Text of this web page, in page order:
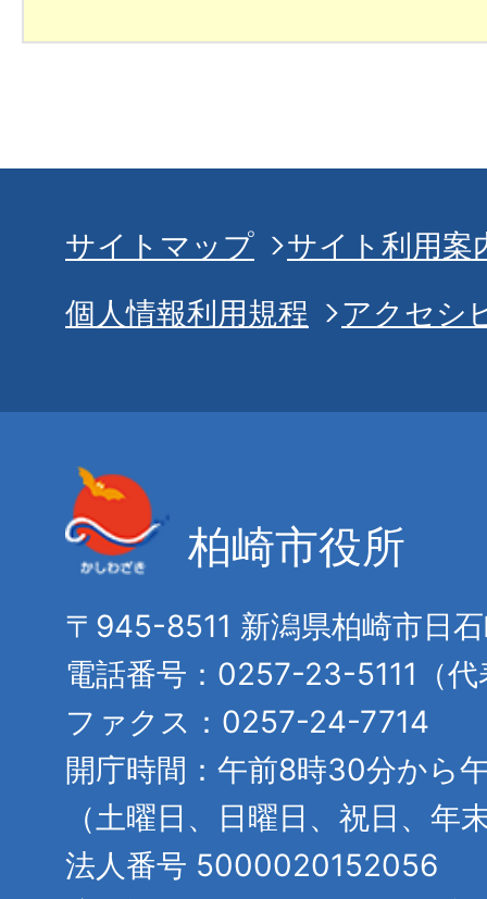
サイトマップ
サイト利用案
個人情報利用規程
アクセシ
柏崎市役所
〒945-8511 新潟県柏崎市日
電話番号：0257-23-5111（代
ファクス：0257-24-7714
開庁時間：午前8時30分から
（土曜日、日曜日、祝日、年
法人番号 5000020152056